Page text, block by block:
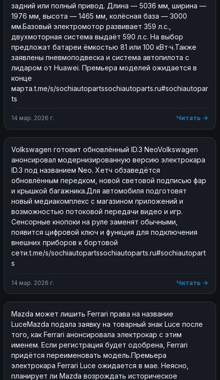
задний или полный привод. Длина — 5036 мм, ширина —
1976 мм, высота — 1465 мм, колёсная база — 3000
мм.Базовый электромотор развивает 359 л.с.,
двухмоторная система выдаёт 590 л.с. На выбор
предложат батареи ёмкостью 81 или 100 кВт·ч.Также
заявлены пневмоподвеска и система автопилота с
лидаром от Huawei. Премьера моделей ожидается в
конце
марта.t.me/s/sochiautopartssochiautoparts.ru#sochiautopar
ts
14 мар. 2026 г. Читать →
Volkswagen готовит обновлённый ID.3 NeoVolkswagen
анонсировал модернизированную версию электрокара
ID.3 под названием Neo. Хетч обзаведётся
обновлённым передком, новой световой подписью фар
и крышкой багажника.Для автомобиля подготовят
новый медиакомплекс с магазином приложений и
возможностью потоковой передачи видео и игр.
Сенсорные кнопоки на руле заменят обычными,
появится цифровой ключ и функция для подключения
внешних приборов к бортовой
сети.t.me/s/sochiautopartssochiautoparts.ru#sochiautopart
s
14 мар. 2026 г. Читать →
Mazda может лишить Ferrari права на название
LuceMazda подала заявку на товарный знак Luce после
того, как Ferrari анонсировала электрокар с этим
именем. Если регистрация будет одобрена, Ferrari
придётся переименовать модель.Премьера
электрокара Ferrari Luce ожидается в мае. Неясно,
планирует ли Mazda возрождать историческое